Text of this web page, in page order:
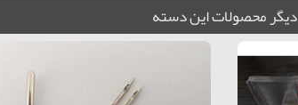
ديگر محصولات اين دسته